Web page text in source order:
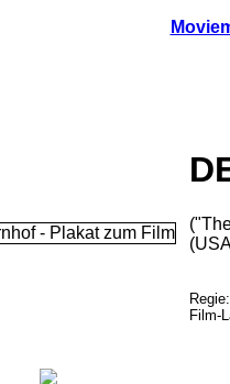
Regie:
Film-